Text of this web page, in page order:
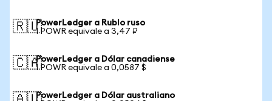
🇷🇺PowerLedger a Rublo ruso
1 POWR equivale a 3,47 ₽
🇨🇦PowerLedger a Dólar canadiense
1 POWR equivale a 0,0587 $
PowerLedger a Dólar australiano